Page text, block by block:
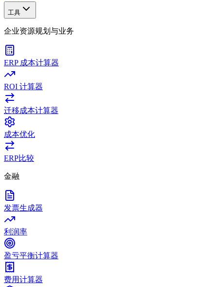
工具
企业资源规划与业务
ERP 成本计算器
ROI 计算器
迁移成本计算器
成本优化
ERP比较
金融
发票生成器
利润率
盈亏平衡计算器
费用计算器